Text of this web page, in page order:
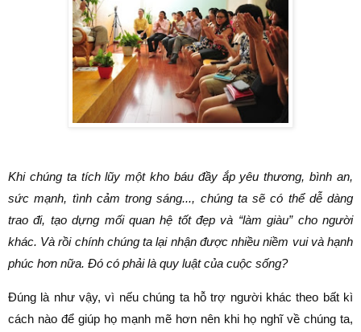
Khi chúng ta tích lũy một kho báu đầy ắp yêu thương, bình an,
sức mạnh, tình cảm trong sáng..., chúng ta sẽ có thể dễ dàng
trao đi, tạo dựng mối quan hệ tốt đẹp và “làm giàu” cho người
khác. Và rồi chính chúng ta lại nhận được nhiều niềm vui và hạnh
phúc hơn nữa. Đó có phải là quy luật của cuộc sống?
Đúng là như vậy, vì nếu chúng ta hỗ trợ người khác theo bất kì
cách nào để giúp họ mạnh mẽ hơn nên khi họ nghĩ về chúng ta,